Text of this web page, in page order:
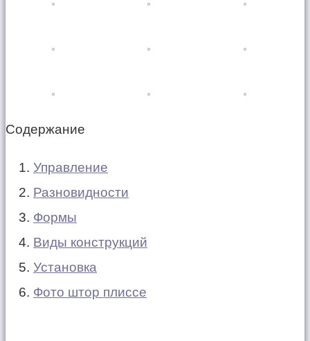
Содержание
Управление
Разновидности
Формы
Виды конструкций
Установка
Фото штор плиссе